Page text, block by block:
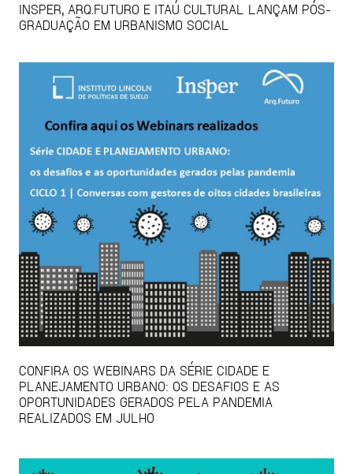
INSPER, ARQ.FUTURO E ITAÚ CULTURAL LANÇAM PÓS-
GRADUAÇÃO EM URBANISMO SOCIAL
CONFIRA OS WEBINARS DA SÉRIE CIDADE E
PLANEJAMENTO URBANO: OS DESAFIOS E AS
OPORTUNIDADES GERADOS PELA PANDEMIA
REALIZADOS EM JULHO